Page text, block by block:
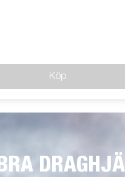
Köp
BRA